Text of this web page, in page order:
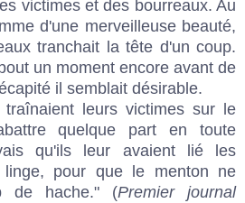
victimes et des bourreaux. Au
d'une merveilleuse beauté,
tranchait la tête d'un coup.
un moment encore avant de
il semblait désirable.
traînaient leurs victimes sur le
quelque part en toute
qu'ils leur avaient lié les
linge, pour que le menton ne
de hache." (Premier journal